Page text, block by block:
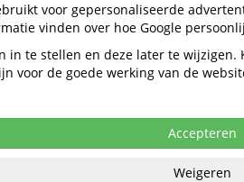
Perel
voor gepersonaliseerde
vinden over hoe Google
in te stellen en deze later te
voor de goede werking van de
Accepteren
Weigeren